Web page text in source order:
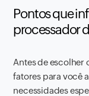
Pontos que
processador
Antes de escolher
fatores para você
necessidades